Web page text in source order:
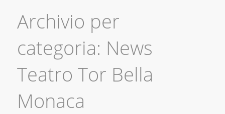
Archivio per
categoria: News
Teatro Tor Bella
Monaca